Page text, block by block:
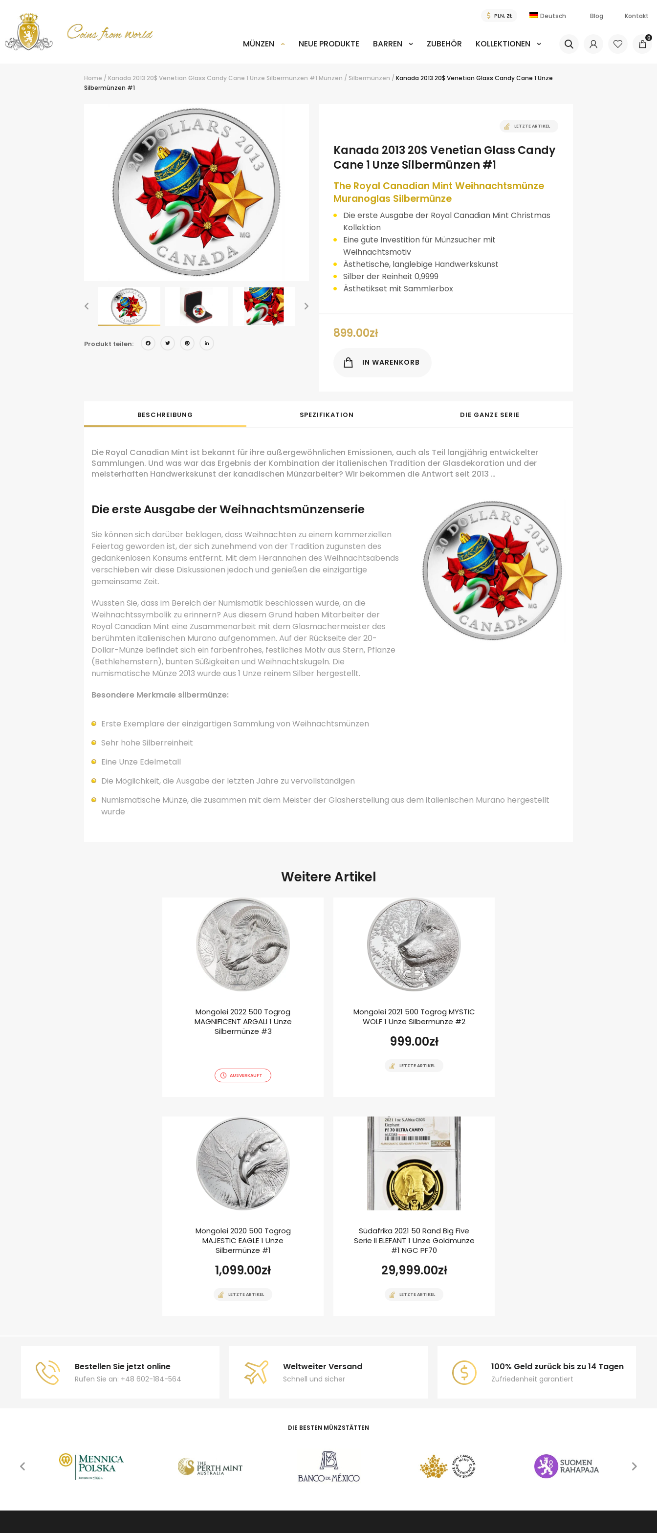
Deutsch Blog Kontakt
MÜNZEN NEUE PRODUKTE BARREN ZUBEHÖR KOLLEKTIONEN
0
Home / Kanada 2013 20$ Venetian Glass Candy Cane 1 Unze Silbermünzen #1 Münzen / Silbermünzen / Kanada 2013 20$ Venetian Glass Candy Cane 1 Unze
Silbermünzen #1
Produkt teilen: Facebook
TwitterPinterest
LETZTE ARTIKEL
Kanada 2013 20$ Venetian Glass Candy
Cane 1 Unze Silbermünzen #1
The Royal Canadian Mint Weihnachtsmünze
Muranoglas Silbermünze
Die erste Ausgabe der Royal Canadian Mint Christmas
Kollektion
Eine gute Investition für Münzsucher mit
Weihnachtsmotiv
Ästhetische, langlebige Handwerkskunst
Silber der Reinheit 0,9999
Ästhetikset mit Sammlerbox
899.00zł
IN WARENKORB
BESCHREIBUNG SPEZIFIKATION DIE GANZE SERIE
Die Royal Canadian Mint ist bekannt für ihre außergewöhnlichen Emissionen, auch als Teil langjährig entwickelter
Sammlungen. Und was war das Ergebnis der Kombination der italienischen Tradition der Glasdekoration und der
meisterhaften Handwerkskunst der kanadischen Münzarbeiter? Wir bekommen die Antwort seit 2013 …
Die erste Ausgabe der Weihnachtsmünzenserie
Sie können sich darüber beklagen, dass Weihnachten zu einem kommerziellen
Feiertag geworden ist, der sich zunehmend von der Tradition zugunsten des
gedankenlosen Konsums entfernt. Mit dem Herannahen des Weihnachtsabends
verschieben wir diese Diskussionen jedoch und genießen die einzigartige
gemeinsame Zeit.
Wussten Sie, dass im Bereich der Numismatik beschlossen wurde, an die
Weihnachtssymbolik zu erinnern? Aus diesem Grund haben Mitarbeiter der
Royal Canadian Mint eine Zusammenarbeit mit dem Glasmachermeister des
berühmten italienischen Murano aufgenommen. Auf der Rückseite der 20-
Dollar-Münze befindet sich ein farbenfrohes, festliches Motiv aus Stern, Pflanze
(Bethlehemstern), bunten Süßigkeiten und Weihnachtskugeln. Die
numismatische Münze 2013 wurde aus 1 Unze reinem Silber hergestellt.
Besondere Merkmale silbermünze:
Erste Exemplare der einzigartigen Sammlung von Weihnachtsmünzen
Sehr hohe Silberreinheit
Eine Unze Edelmetall
Die Möglichkeit, die Ausgabe der letzten Jahre zu vervollständigen
Numismatische Münze, die zusammen mit dem Meister der Glasherstellung aus dem italienischen Murano hergestellt
wurde
Weitere Artikel
Mongolei 2022 500 Togrog
MAGNIFICENT ARGALI 1 Unze
Silbermünze #3
AUSVERKAUFT
Mongolei 2021 500 Togrog MYSTIC
WOLF 1 Unze Silbermünze #2
999.00zł
LETZTE ARTIKEL
Mongolei 2020 500 Togrog
MAJESTIC EAGLE 1 Unze
Silbermünze #1
1,099.00zł
LETZTE ARTIKEL
Südafrika 2021 50 Rand Big Five
Serie II ELEFANT 1 Unze Goldmünze
#1 NGC PF70
29,999.00zł
LETZTE ARTIKEL
Bestellen Sie jetzt online
Rufen Sie an: +48 602-184-564
Weltweiter Versand
Schnell und sicher
100% Geld zurück bis zu 14 Tagen
Zufriedenheit garantiert
DIE BESTEN MÜNZSTÄTTEN